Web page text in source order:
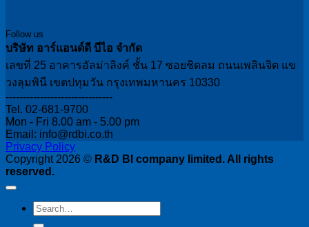
Follow us
บริษัท อาร์แอนด์ดี บีไอ จำกัด
เลขที่ 25 อาคารอัลม่าลิงค์ ชั้น 17 ซอยชิดลม ถนนเพลินจิต แข
วงลุมพินี เขตปทุมวัน กรุงเทพมหานคร 10330
-------------------------------
Tel. 02-681-9700
Mon - Fri 8.00 am - 5.00 pm
Email: info@rdbi.co.th
Privacy Policy
Copyright 2026 © R&D BI company limited. All rights
reserved.